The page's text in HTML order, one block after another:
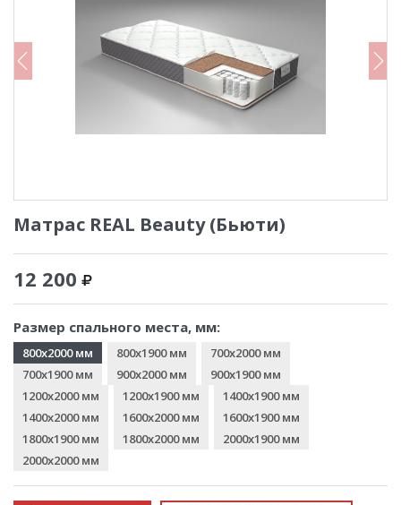
Матрас REAL Beauty (Бьюти)
12 200
Размер спального места, мм:
800x2000 мм 800x1900 мм
700x2000 мм
700x1900 мм
900x2000 мм
900x1900 мм
1200x2000 мм
1200x1900 мм
1400x1900 мм
1400x2000 мм
1600x2000 мм
1600x1900 мм
1800x1900 мм
1800x2000 мм
2000x1900 мм
2000x2000 мм